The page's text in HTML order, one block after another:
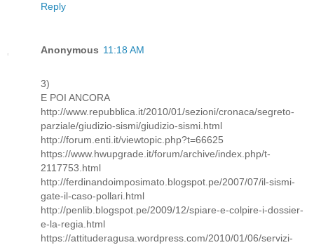
Reply
Anonymous 11:18 AM
3)
E POI ANCORA
http://www.repubblica.it/2010/01/sezioni/cronaca/segreto-
parziale/giudizio-sismi/giudizio-sismi.html
http://forum.enti.it/viewtopic.php?t=66625
https://www.hwupgrade.it/forum/archive/index.php/t-
2117753.html
http://ferdinandoimposimato.blogspot.pe/2007/07/il-sismi-
gate-il-caso-pollari.html
http://penlib.blogspot.pe/2009/12/spiare-e-colpire-i-dossier-
e-la-regia.html
https://attituderagusa.wordpress.com/2010/01/06/servizi-